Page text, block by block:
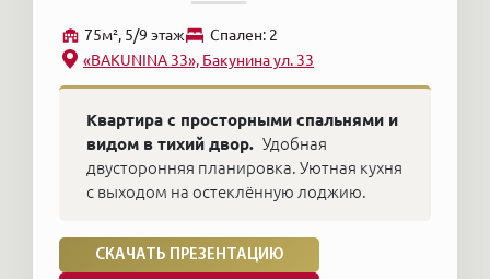
75м², 5/9 этаж
Cпален: 2
«BAKUNINA 33», Бакунина ул. 33
Квартира с просторными спальнями и
видом в тихий двор. Удобная
двусторонняя планировка. Уютная кухня
с выходом на остеклённую лоджию.
СКАЧАТЬ ПРЕЗЕНТАЦИЮ